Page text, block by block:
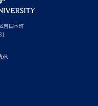
吉田本町
求